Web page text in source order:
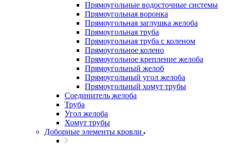
Прямоугольные водосточные системы
Прямоугольная воронка
Прямоугольная заглушка желоба
Прямоугольная труба
Прямоугольная труба c коленом
Прямоугольное колено
Прямоугольное крепление желоба
Прямоугольный желоб
Прямоугольный угол желоба
Прямоугольный хомут трубы
Соединитель желоба
Труба
Угол желоба
Хомут трубы
Доборные элементы кровли